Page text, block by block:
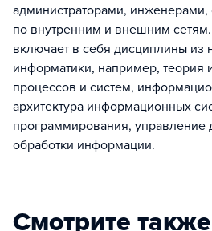
администраторами, инженерами,
по внутренним и внешним
включает в себя дисциплины из
информатики, например,
процессов и систем,
архитектура информационных
программирования, управление
обработки информации.
Смотрите также